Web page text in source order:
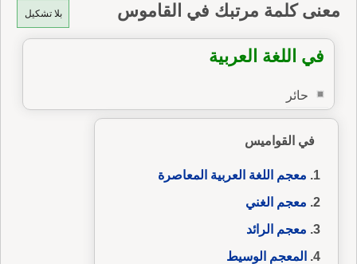
بلا تشكيل معنى كلمة مرتبك في القاموس
في اللغة العربية
حائر
في القواميس
معجم اللغة العربية المعاصرة
معجم الغني
معجم الرائد
المعجم الوسيط